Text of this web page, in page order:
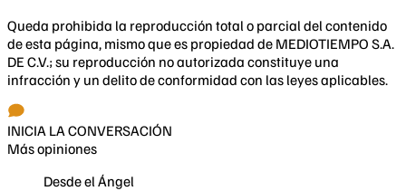
Queda prohibida la reproducción total o parcial del contenido
de esta página, mismo que es propiedad de MEDIOTIEMPO S.A.
DE C.V.; su reproducción no autorizada constituye una
infracción y un delito de conformidad con las leyes aplicables.
INICIA LA CONVERSACIÓN
Más opiniones
Desde el Ángel